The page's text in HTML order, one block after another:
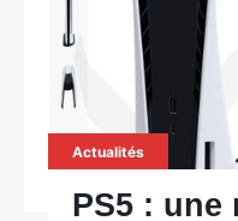
Actualités
PS5 : une